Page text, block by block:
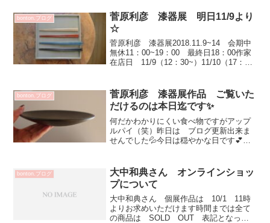
況により 入場制限があります...
bonton.ブログ
菅原利彦 漆器展 明日11/9より
☆
菅原利彦 漆器展2018.11.9~14 会期中
無休11：00~19：00 最終日18：00作家
在店日 11/9（12：30~）11/10（17：30
届いていますよ...
bonton.ブログ
菅原利彦 漆器展作品 ご覧いた
だけるのは本日迄です✨
何だかわかりにくい食べ物ですがアップ
ルパイ（笑）昨日は ブログ更新出来ま
せんでした💦今日は穏やかな日です💕菅
とっても素敵です✨中椀（黒×内象牙）
14300円中椀（...
bonton.ブログ
大中和典さん オンラインショッ
プについて
大中和典さん 個展作品は 10/1 11時
よりお求めいただけます時間までは全て
の商品は SOLD OUT 表記となって